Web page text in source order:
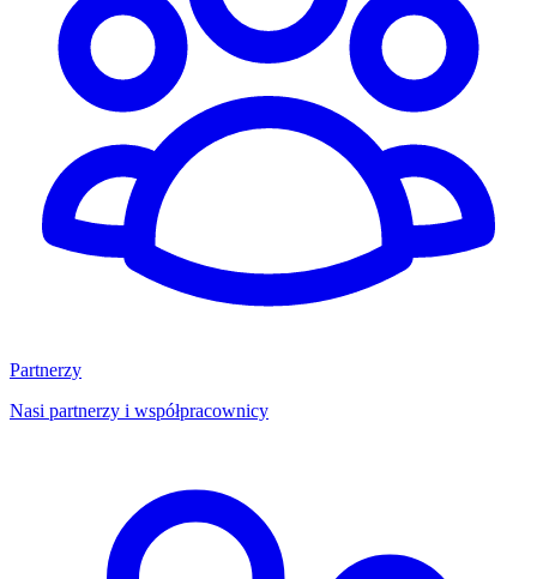
Partnerzy
Nasi partnerzy i współpracownicy